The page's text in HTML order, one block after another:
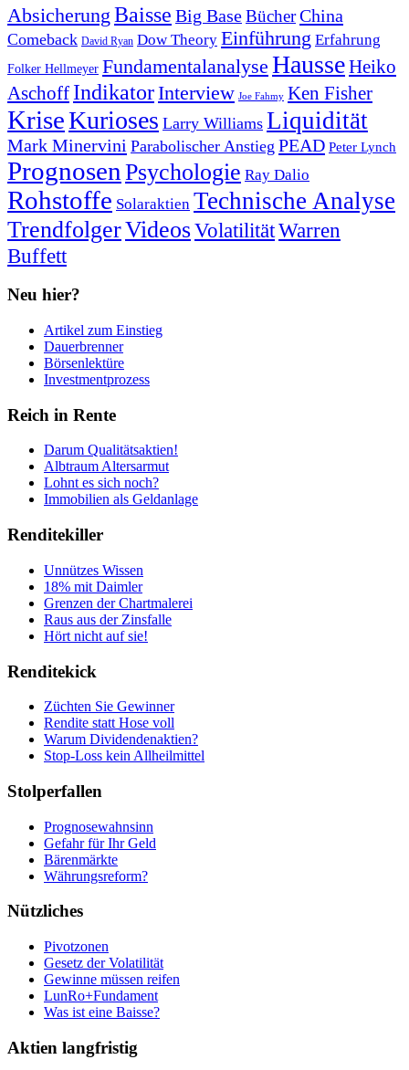
Absicherung Baisse Big BaseBücherChina
Comeback David Ryan Dow Theory Einführung Erfahrung
Folker Hellmeyer Fundamentalanalyse HausseHeiko
Aschoff IndikatorInterview Joe Fahmy Ken Fisher
KriseKurioses Larry Williams Liquidität
Mark Minervini Parabolischer Anstieg PEAD Peter Lynch
Prognosen Psychologie Ray Dalio
Rohstoffe Solaraktien Technische Analyse
TrendfolgerVideosVolatilitätWarren
Buffett
Neu hier?
Artikel zum Einstieg
Dauerbrenner
Börsenlektüre
Investmentprozess
Reich in Rente
Darum Qualitätsaktien!
Albtraum Altersarmut
Lohnt es sich noch?
Immobilien als Geldanlage
Renditekiller
Unnützes Wissen
18% mit Daimler
Grenzen der Chartmalerei
Raus aus der Zinsfalle
Hört nicht auf sie!
Renditekick
Züchten Sie Gewinner
Rendite statt Hose voll
Warum Dividendenaktien?
Stop-Loss kein Allheilmittel
Stolperfallen
Prognosewahnsinn
Gefahr für Ihr Geld
Bärenmärkte
Währungsreform?
Nützliches
Pivotzonen
Gesetz der Volatilität
Gewinne müssen reifen
LunRo+Fundament
Was ist eine Baisse?
Aktien langfristig